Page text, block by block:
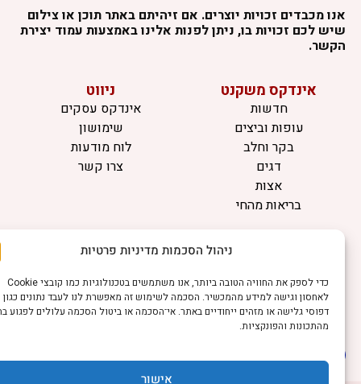
ניהול הסכמות מדיניות פרטיות
כדי לספק את החוויה הטובה ביותר, אנו משתמשים בטכנולוגיות כמו קובצי Cookie
לאחסון וגישה למידע מהמכשיר. הסכמה לשימוש זה מאפשרת לנו לעבד נתונים כגון
דפוסי גלישה או מזהים ייחודיים באתר. אי־הסכמה או ביטול הסכמה עלולים לפגוע בחלק
מהתכונות והפונקציות.
אישור
מכבדים זכויות יוצרים. אם זיהיתם באתר תוכן או צילום
לכם זכויות בו, ניתן לפנות אלינו באמצעות עמוד יצירת
אינדקס משקנט
חדשות
עופות וביצים
בקר וחלב
דגים
אצות
בריאות מהחי
ניווט
אינדקס עסקים
שימושון
לוח מודעות
צרו קשר
מידע
תקנון
הרשמה לניוזלטר
פרסמו אצלנו
הצהרת נגישות